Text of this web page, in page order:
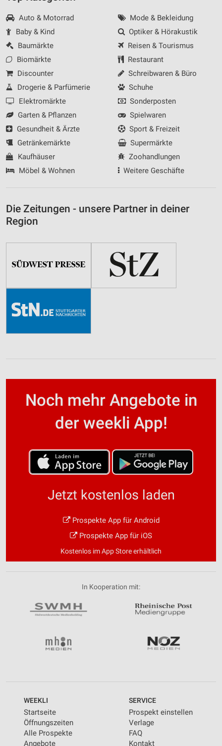
Auto & Motorrad
Baby & Kind
Baumärkte
Biomärkte
Discounter
Drogerie & Parfümerie
Elektromärkte
Garten & Pflanzen
Gesundheit & Ärzte
Getränkemärkte
Kaufhäuser
Möbel & Wohnen
Mode & Bekleidung
Optiker & Hörakustik
Reisen & Tourismus
Restaurant
Schreibwaren & Büro
Schuhe
Sonderposten
Spielwaren
Sport & Freizeit
Supermärkte
Zoohandlungen
Weitere Geschäfte
Die Zeitungen - unsere Partner in deiner
Region
Noch mehr Angebote in
der weekli App!
Jetzt kostenlos laden
Prospekte App für Android
Prospekte App für iOS
Kostenlos im App Store erhältlich
In Kooperation mit:
WEEKLI
Startseite
Öffnungszeiten
Alle Prospekte
Angebote
SERVICE
Prospekt einstellen
Verlage
FAQ
Kontakt